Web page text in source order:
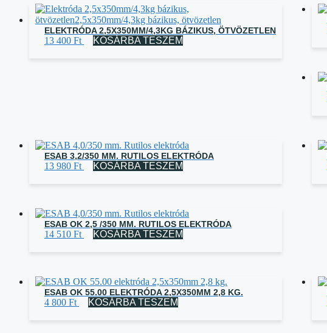
ELEKTRÓDA 2,5X350MM/4,3KG BÁZIKUS, ÖTVÖZETLEN
13 400 Ft KOSÁRBA TESZEM
ESAB 3,2/350 MM. RUTILOS ELEKTRÓDA
13 980 Ft KOSÁRBA TESZEM
ESAB OK 2,5 /350 MM. RUTILOS ELEKTRÓDA
14 510 Ft KOSÁRBA TESZEM
ESAB OK 55.00 ELEKTRÓDA 2,5X350MM 2,8 KG.
4 800 Ft KOSÁRBA TESZEM